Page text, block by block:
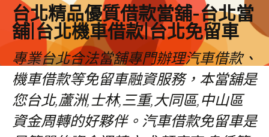
台北精品優質借款當舖-台北當
舖|台北機車借款|台北免留車
專業台北合法當舖專門辦理汽車借款、
機車借款等免留車融資服務，本當舖是
您台北,蘆洲,士林,三重,大同區,中山區
資金周轉的好夥伴。汽車借款免留車是